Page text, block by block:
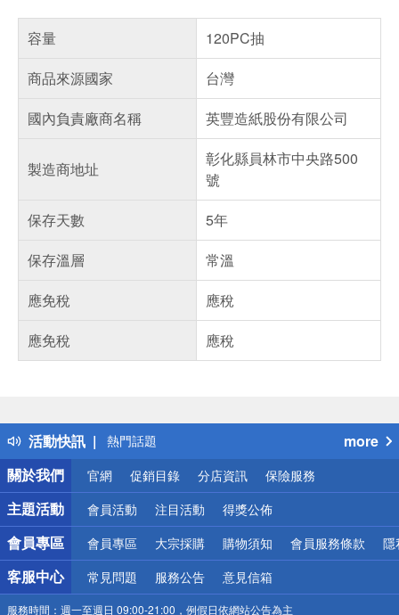
容量
120PC抽
商品來源國家
台灣
國內負責廠商名稱
英豐造紙股份有限公司
製造商地址
彰化縣員林市中央路500
號
保存天數
5年
保存溫層
常溫
應免稅
應稅
應免稅
應稅
活動快訊
得獎公告
熱門話題
銀行優惠
偏遠地區配送
詐騙網頁！請小心！
more
關於我們
官網 促銷目錄 分店資訊 保險服務
主題活動 會員活動 注目活動 得獎公佈
會員專區 會員專區 大宗採購 購物須知 會員服務條款 隱
客服中心 常見問題 服務公告 意見信箱
服務時間： 週一至週日 09:00-21:00，例假日依網站公告為主